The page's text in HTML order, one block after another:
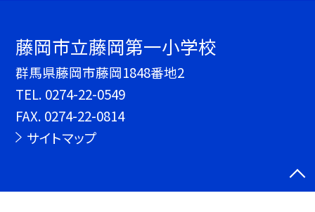
藤岡市立藤岡第一小学校
群馬県藤岡市藤岡1848番地2
TEL. 0274-22-0549
FAX. 0274-22-0814
サイトマップ